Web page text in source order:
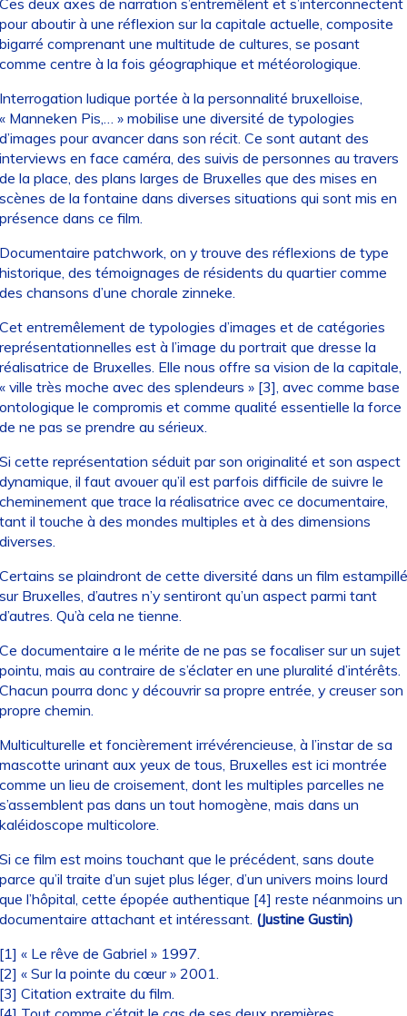
deux axes de narration s’entremêlent et s’interconnectent
aboutir à une réflexion sur la capitale actuelle, composite
comprenant une multitude de cultures, se posant
centre à la fois géographique et météorologique.
ludique portée à la personnalité bruxelloise,
Manneken Pis,… » mobilise une diversité de typologies
pour avancer dans son récit. Ce sont autant des
en face caméra, des suivis de personnes au travers
la place, des plans larges de Bruxelles que des mises en
de la fontaine dans diverses situations qui sont mis en
dans ce film.
patchwork, on y trouve des réflexions de type
des témoignages de résidents du quartier comme
chansons d’une chorale zinneke.
entremêlement de typologies d’images et de catégories
est à l’image du portrait que dresse la
de Bruxelles. Elle nous offre sa vision de la capitale,
ville très moche avec des splendeurs » [3], avec comme base
le compromis et comme qualité essentielle la force
ne pas se prendre au sérieux.
cette représentation séduit par son originalité et son aspect
il faut avouer qu’il est parfois difficile de suivre le
que trace la réalisatrice avec ce documentaire,
il touche à des mondes multiples et à des dimensions
se plaindront de cette diversité dans un film estampillé
Bruxelles, d’autres n’y sentiront qu’un aspect parmi tant
Qu’à cela ne tienne.
documentaire a le mérite de ne pas se focaliser sur un sujet
mais au contraire de s’éclater en une pluralité d’intérêts.
pourra donc y découvrir sa propre entrée, y creuser son
chemin.
et foncièrement irrévérencieuse, à l’instar de sa
urinant aux yeux de tous, Bruxelles est ici montrée
un lieu de croisement, dont les multiples parcelles ne
pas dans un tout homogène, mais dans un
multicolore.
ce film est moins touchant que le précédent, sans doute
qu’il traite d’un sujet plus léger, d’un univers moins lourd
l’hôpital, cette épopée authentique [4] reste néanmoins un
attachant et intéressant. (Justine Gustin)
« Le rêve de Gabriel » 1997.
« Sur la pointe du cœur » 2001.
Citation extraite du film.